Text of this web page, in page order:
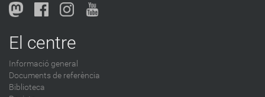
l
o
-
El centre
Informació general
Documents de referència
Biblioteca